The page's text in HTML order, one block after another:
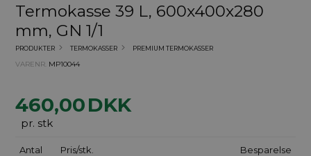
Termokasse 39 L, 600x400x280
mm, GN 1/1
PRODUKTER TERMOKASSER PREMIUM TERMOKASSER
VARENR. MP10044
460,00DKK
pr. stk
Antal Pris/stk. Besparelse